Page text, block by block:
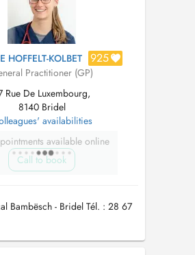
HOFFELT-KOLBET 925
Practitioner (GP)
Rue De Luxembourg,
8140 Bridel
availabilities
available online
Call to book
Bambësch - Bridel Tél. : 28 67